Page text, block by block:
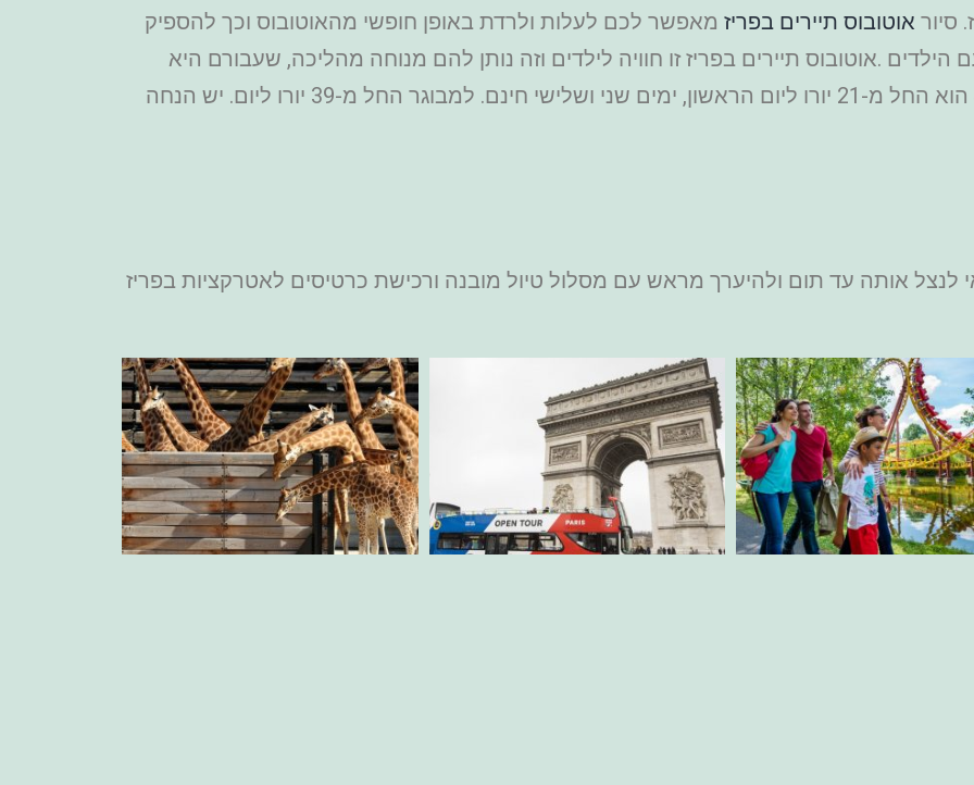
סיור אוטובוס תיירים בפריז מאפשר לכם לעלות ולרדת באופן חופשי מהאוטובוס וכך להספיק
.אוטובוס תיירים בפריז זו חוויה לילדים וזה נותן להם מנוחה מהליכה, שעבורם היא
מעייפת. מחיר נסיעה לילדים בגילאי 4-15 הוא החל מ-21 יורו ליום הראשון, ימים שני ושלישי חינם. למבוגר החל מ-39 יורו ליום. יש הנחה
לנצל אותה עד תום ולהיערך מראש עם מסלול טיול מובנה ורכישת כרטיסים לאטרקציות בפריז